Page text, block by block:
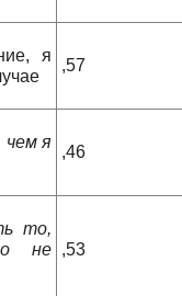
я
,57
чем я
,46
то,
не ,53